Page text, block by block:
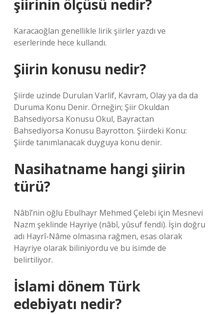
şiirinin ölçüsü nedir?
Karacaoğlan genellikle lirik şiirler yazdı ve
eserlerinde hece kullandı.
Şiirin konusu nedir?
Şiirde uzinde Durulan Varlif, Kavram, Olay ya da da
Duruma Konu Denir. Örneğin; Şiir Okuldan
Bahsediyorsa Konusu Okul, Bayractan
Bahsediyorsa Konusu Bayrotton. Şiirdeki Konu:
Şiirde tanımlanacak duyguya konu denir.
Nasihatname hangi şiirin
türü?
Nâbî’nin oğlu Ebulhayr Mehmed Çelebi için Mesnevi
Nazm şeklinde Hayriye (nâbî, yûsuf fendi). İşin doğru
adı Hayrî-Nâme olmasına rağmen, esas olarak
Hayriye olarak biliniyordu ve bu isimde de
belirtiliyor.
İslami dönem Türk
edebiyatı nedir?